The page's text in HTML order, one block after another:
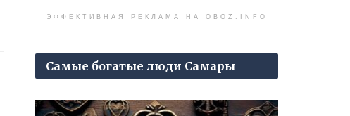
ЭФФЕКТИВНАЯ РЕКЛАМА НА OBOZ.INFO
Самые богатые люди Самары